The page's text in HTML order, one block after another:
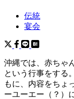
伝統
宴会
沖縄では、赤ちゃ
という行事をする
もに、内容をちょ
ーユーエー（？）